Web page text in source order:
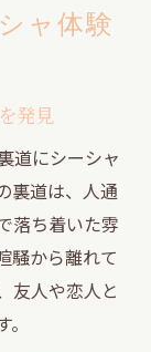
に語り合
なシーシ
トな語らい
癒やしの
ャ体験
発見
道にシーシャ
裏道は、人通
落ち着いた雰
騒から離れて
友人や恋人と